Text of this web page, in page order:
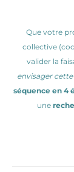
Que votre
collective
valider la
envisager
séquence en 4
une